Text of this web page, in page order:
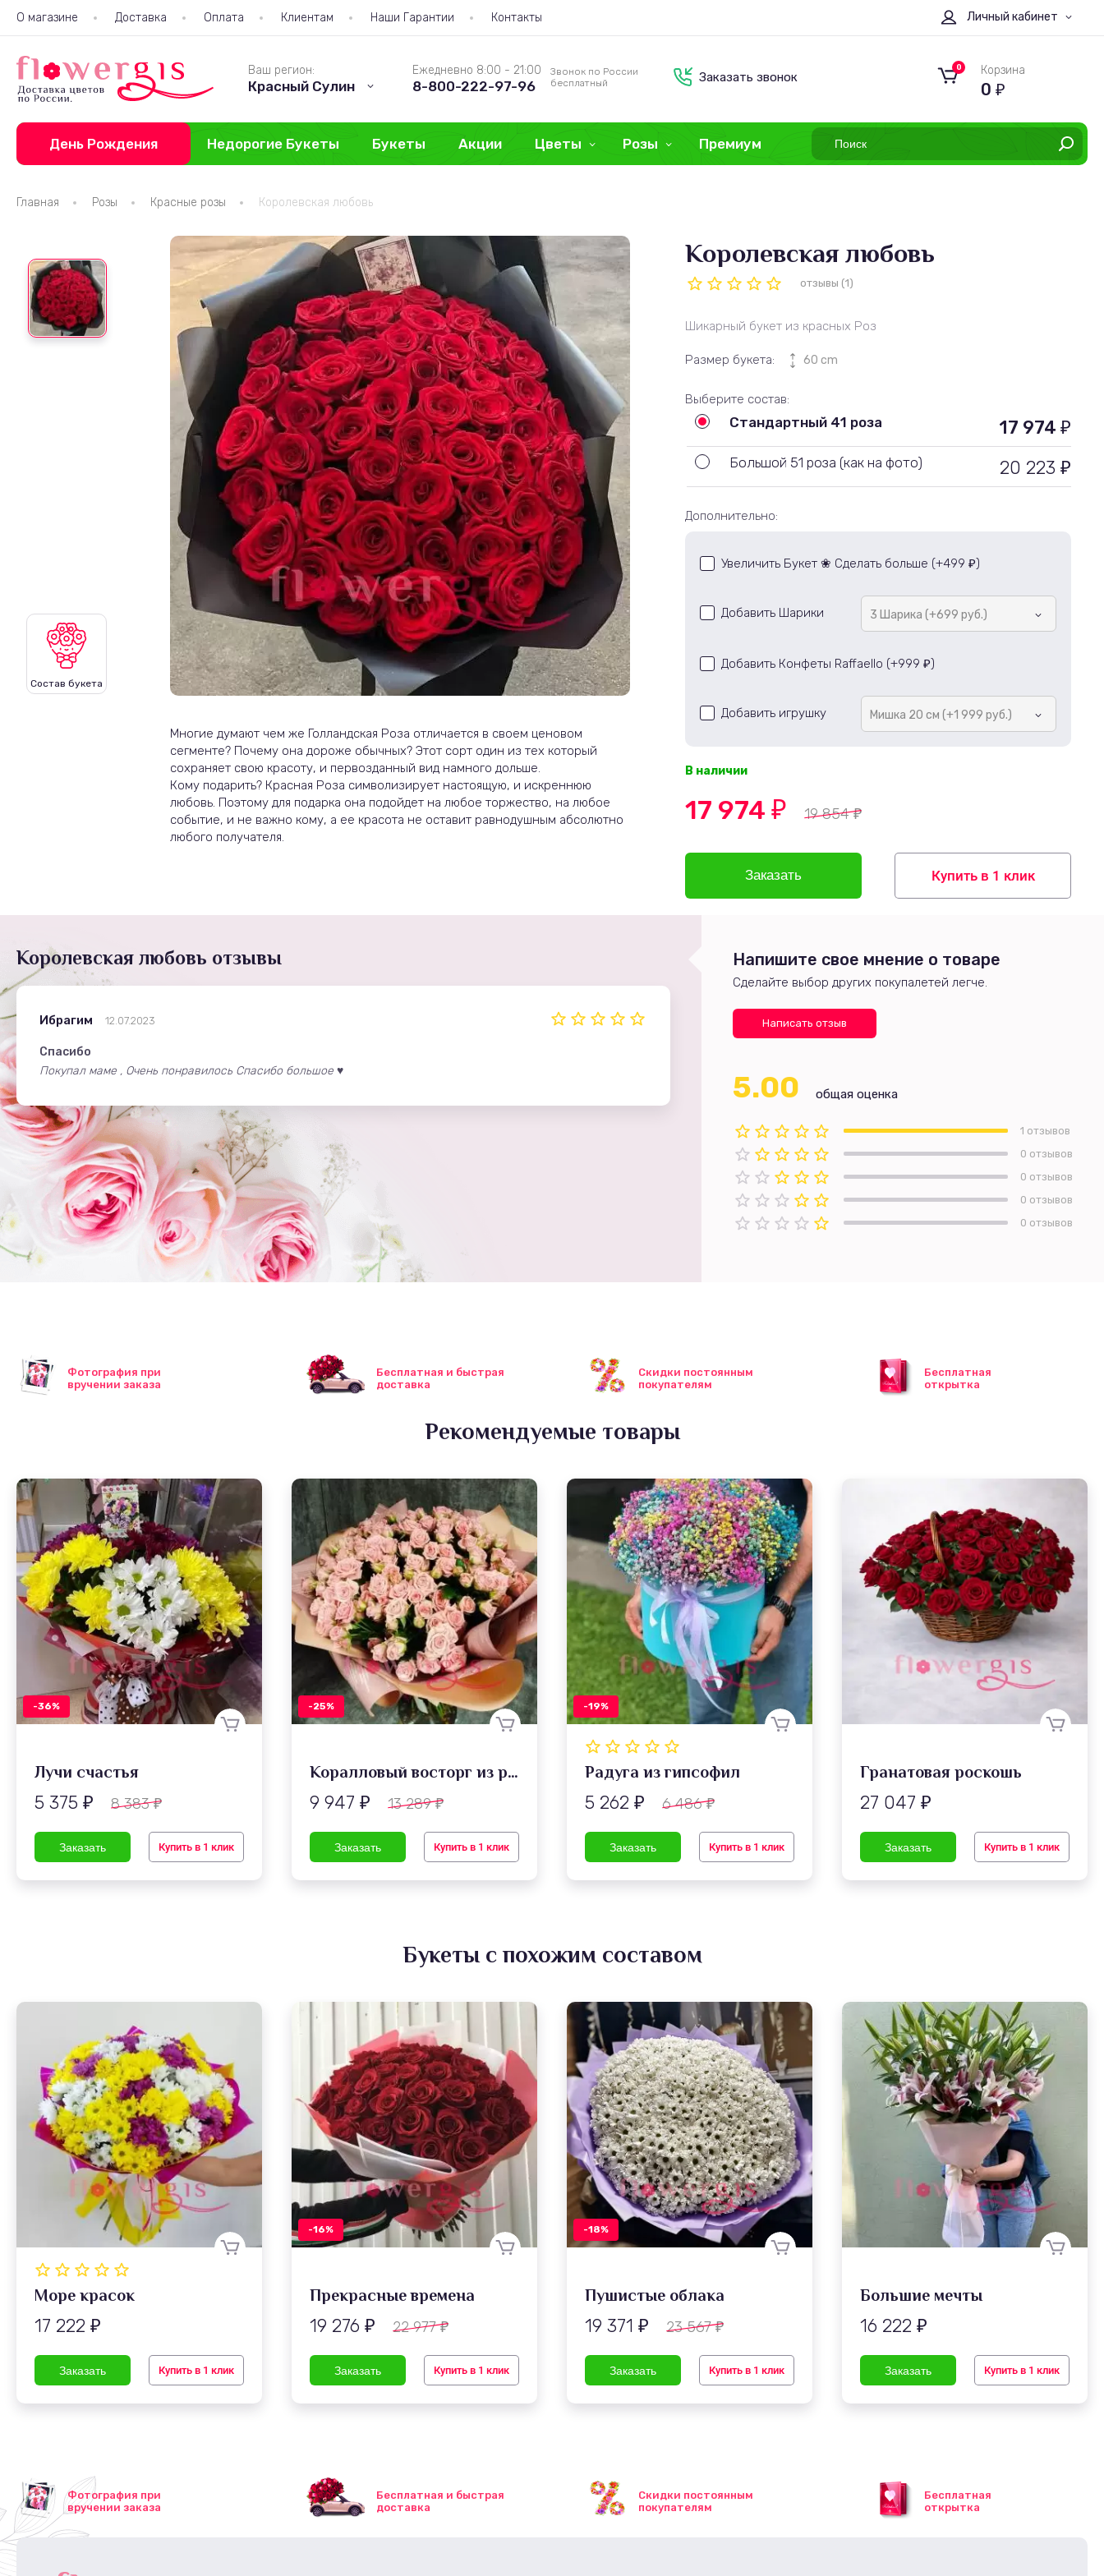
О магазине Доставка Оплата Клиентам Наши Гарантии Контакты Личный кабинет
Ваш регион:
Красный Сулин
Ежедневно 8:00 - 21:00
8-800-222-97-96
Звонок по России
бесплатный
Заказать звонок
0 Корзина
0 ₽
День Рождения Недорогие Букеты Букеты Акции Цветы Розы Премиум
Главная Розы Красные розы Королевская любовь
Состав букета
Многие думают чем же Голландская Роза отличается в своем ценовом
сегменте? Почему она дороже обычных? Этот сорт один из тех который
сохраняет свою красоту, и первозданный вид намного дольше.
Кому подарить? Красная Роза символизирует настоящую, и искреннюю
любовь. Поэтому для подарка она подойдет на любое торжество, на любое
событие, и не важно кому, а ее красота не оставит равнодушным абсолютно
любого получателя.
Королевская любовь
отзывы (1)
Шикарный букет из красных Роз
Размер букета: 60 cm
Выберите состав:
Стандартный 41 роза 17 974 ₽
Большой 51 роза (как на фото) 20 223 ₽
Дополнительно:
Увеличить Букет ❀ Сделать больше (+499 ₽)
Добавить Шарики 3 Шарика (+699 руб.)
Добавить Конфеты Raffaello (+999 ₽)
Добавить игрушку Мишка 20 см (+1 999 руб.)
В наличии
17 974 ₽ 19 854₽
Купить в 1 клик
Королевская любовь отзывы
Ибрагим 12.07.2023
Спасибо
Покупал маме , Очень понравилось Спасибо большое ♥️
Напишите свое мнение о товаре
Сделайте выбор других покупалетей легче.
Написать отзыв
5.00 общая оценка
1 отзывов
0 отзывов
0 отзывов
0 отзывов
0 отзывов
Фотография при
вручении заказа
Бесплатная и быстрая
доставка
Скидки постоянным
покупателям
Бесплатная
открытка
Рекомендуемые товары
-36%
Лучи счастья
5 375 ₽ 8 383₽
Купить в 1 клик
-25%
Коралловый восторг из роз
9 947 ₽ 13 289₽
Купить в 1 клик
-19%
Радуга из гипсофил
5 262 ₽ 6 486₽
Купить в 1 клик
Гранатовая роскошь
27 047 ₽
Купить в 1 клик
Букеты с похожим составом
Море красок
17 222 ₽
Купить в 1 клик
-16%
Прекрасные времена
19 276 ₽ 22 977₽
Купить в 1 клик
-18%
Пушистые облака
19 371 ₽ 23 567₽
Купить в 1 клик
Большие мечты
16 222 ₽
Купить в 1 клик
Фотография при
вручении заказа
Бесплатная и быстрая
доставка
Скидки постоянным
покупателям
Бесплатная
открытка